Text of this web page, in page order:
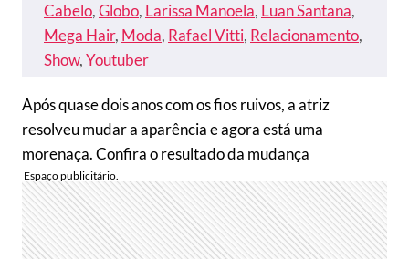
Cabelo, Globo, Larissa Manoela, Luan Santana
Mega Hair, Moda, Rafael Vitti, Relacionamento
Show, Youtuber
Após quase dois anos com os fios ruivos, a atriz
resolveu mudar a aparência e agora está uma
morenaça. Confira o resultado da mudança